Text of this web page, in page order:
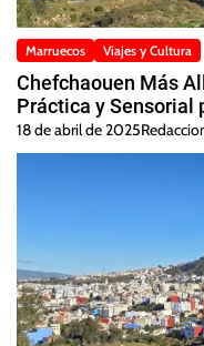
Marruecos Viajes y Cultura
Chefchaouen Más
Práctica y Sensorial
18 de abril de 2025